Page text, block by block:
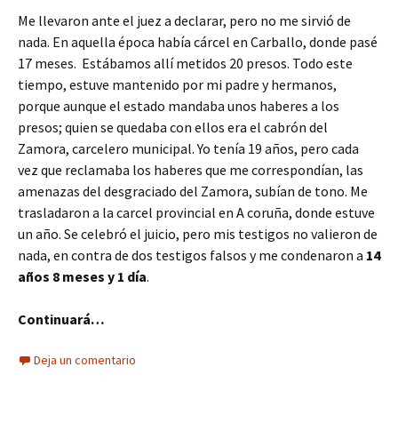
Me llevaron ante el juez a declarar, pero no me sirvió de
nada. En aquella época había cárcel en Carballo, donde pasé
17 meses. Estábamos allí metidos 20 presos. Todo este
tiempo, estuve mantenido por mi padre y hermanos,
porque aunque el estado mandaba unos haberes a los
presos; quien se quedaba con ellos era el cabrón del
Zamora, carcelero municipal. Yo tenía 19 años, pero cada
vez que reclamaba los haberes que me correspondían, las
amenazas del desgraciado del Zamora, subían de tono. Me
trasladaron a la carcel provincial en A coruña, donde estuve
un año. Se celebró el juicio, pero mis testigos no valieron de
nada, en contra de dos testigos falsos y me condenaron a 14
años 8 meses y 1 día.
Continuará…
Deja un comentario